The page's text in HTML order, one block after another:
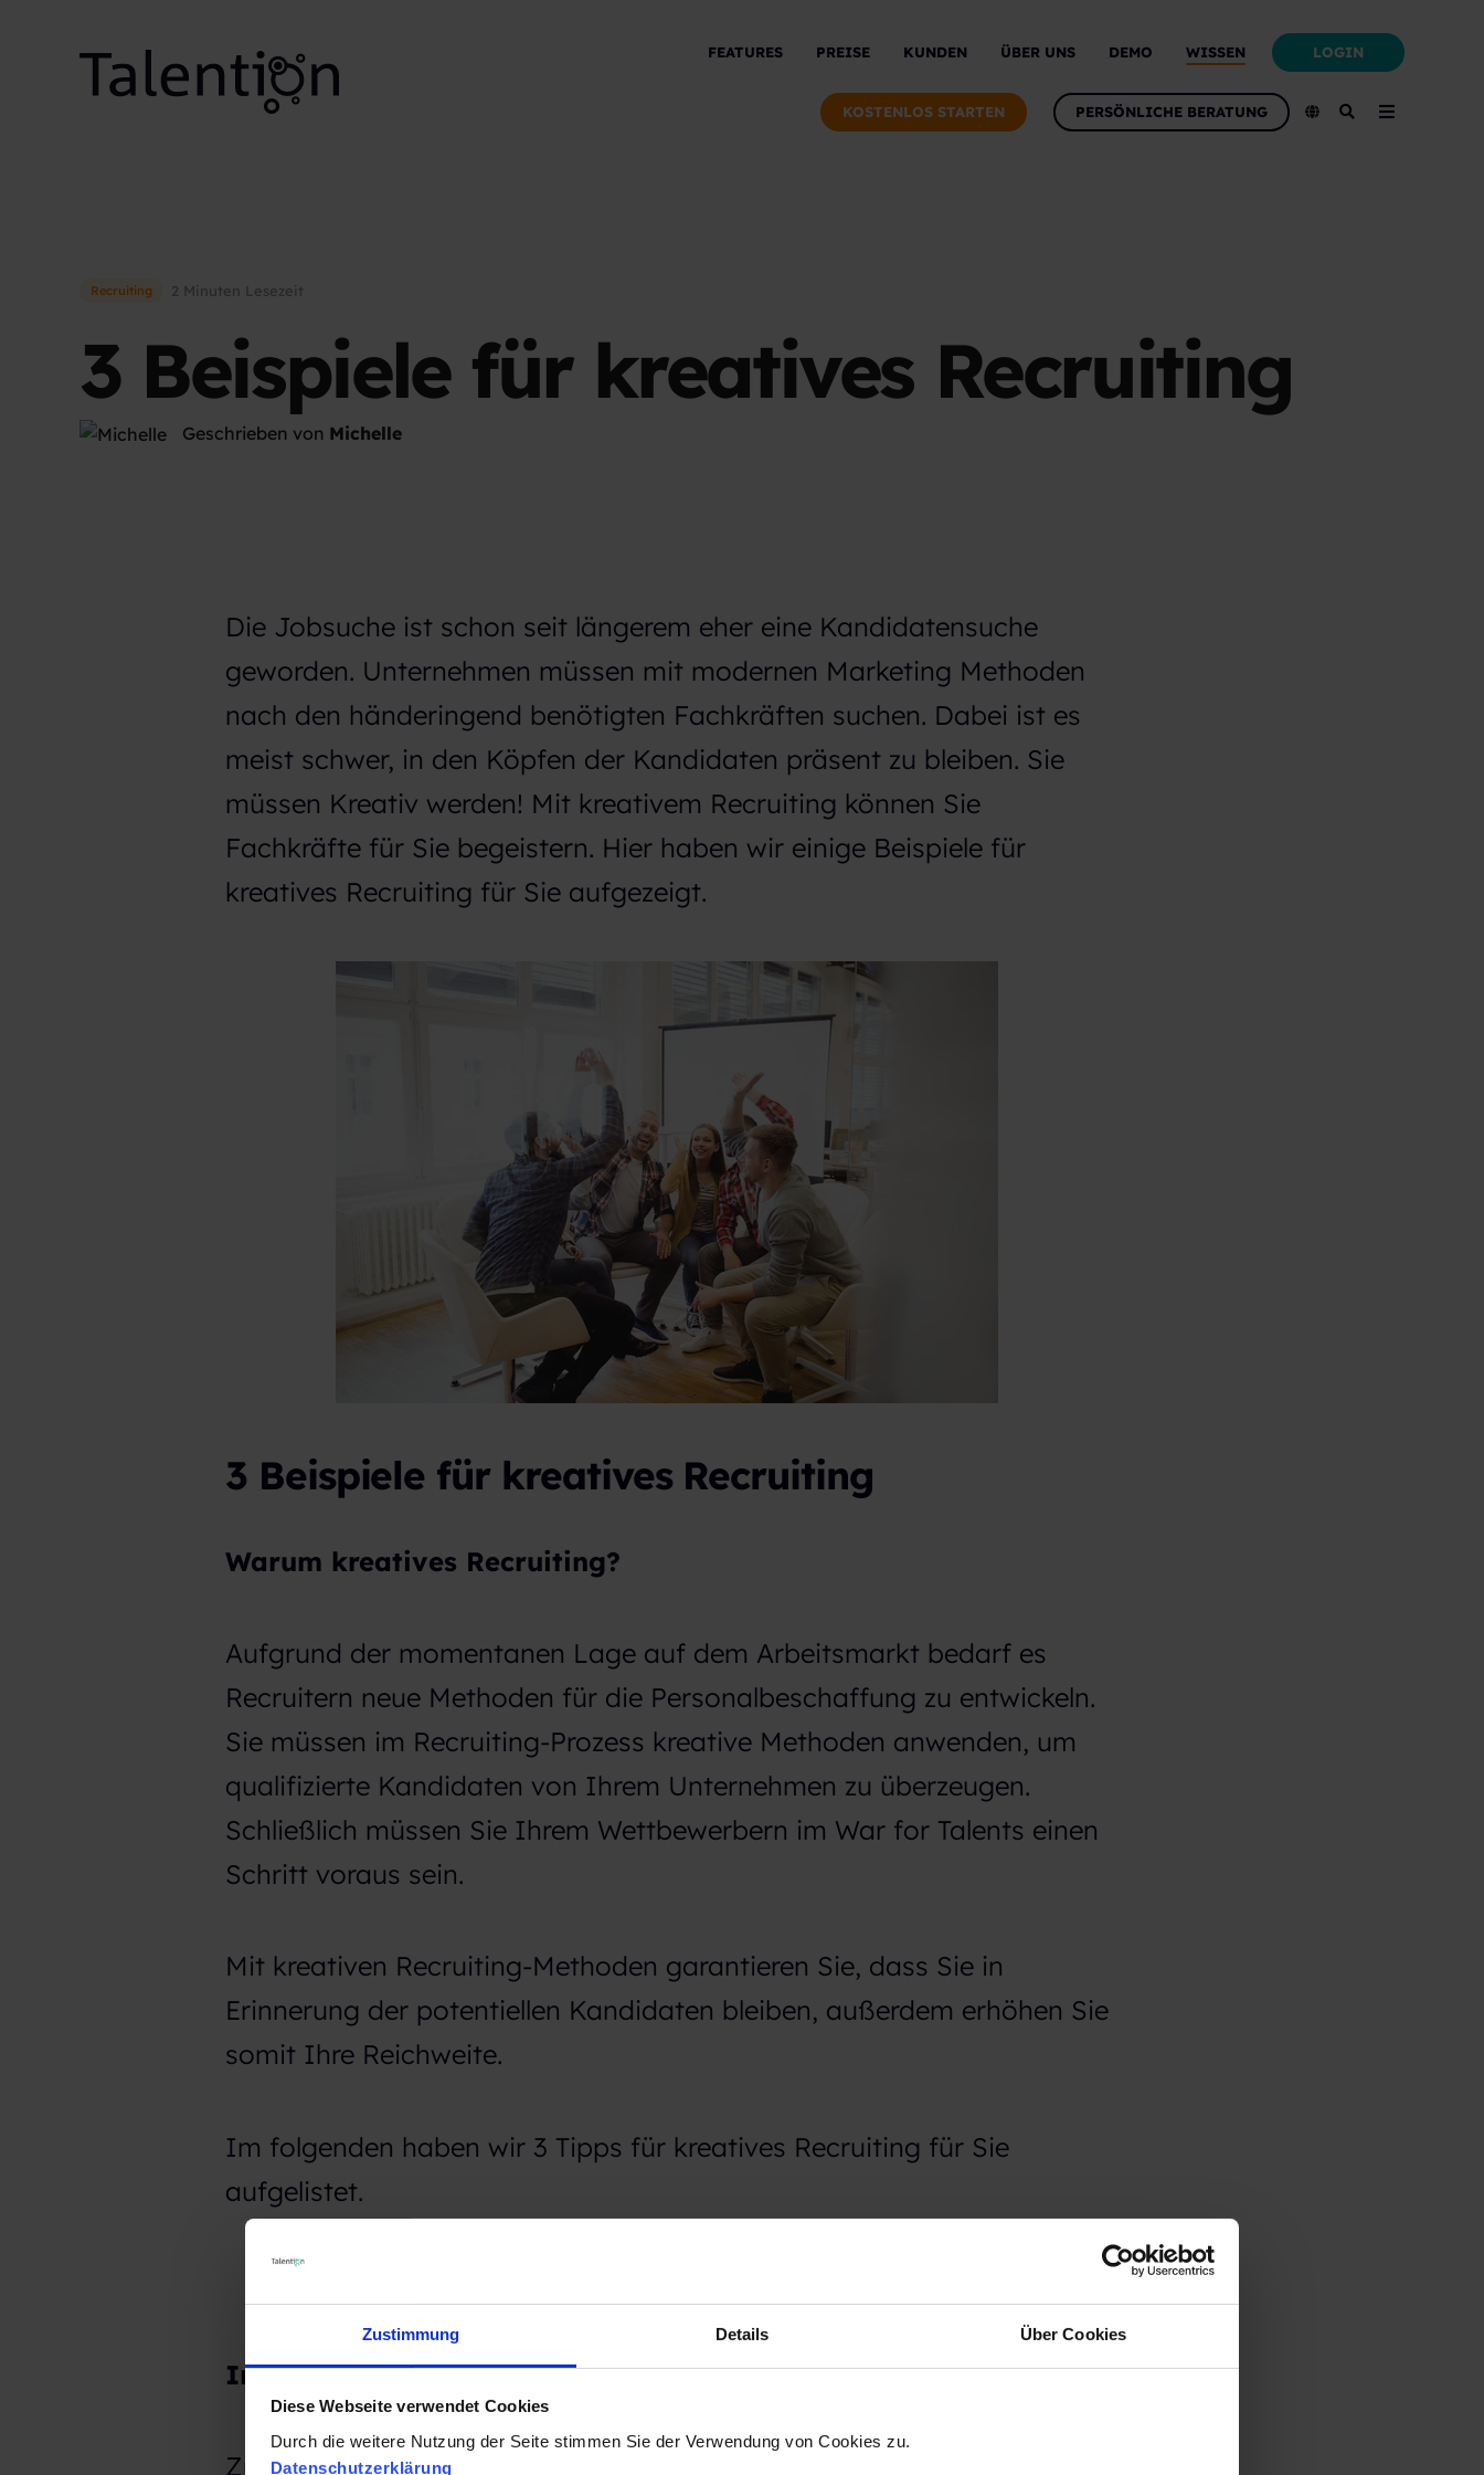
Zustimmung Details Über Cookies
Diese Webseite verwendet Cookies
Durch die weitere Nutzung der Seite stimmen Sie der Verwendung von Cookies zu.
Datenschutzerklärung
FEATURES PREISE KUNDEN ÜBER UNS DEMO WISSEN LOGIN
KOSTENLOS STARTEN PERSÖNLICHE BERATUNG
Recruiting 2 Minuten Lesezeit
3 Beispiele für kreatives Recruiting
Geschrieben von Michelle
Die Jobsuche ist schon seit längerem eher eine Kandidatensuche
geworden. Unternehmen müssen mit modernen Marketing Methoden
nach den händeringend benötigten Fachkräften suchen. Dabei ist es
meist schwer, in den Köpfen der Kandidaten präsent zu bleiben. Sie
müssen Kreativ werden! Mit kreativem Recruiting können Sie
Fachkräfte für Sie begeistern. Hier haben wir einige Beispiele für
kreatives Recruiting für Sie aufgezeigt.
3 Beispiele für kreatives Recruiting
Warum kreatives Recruiting?
Aufgrund der momentanen Lage auf dem Arbeitsmarkt bedarf es
Recruitern neue Methoden für die Personalbeschaffung zu entwickeln.
Sie müssen im Recruiting-Prozess kreative Methoden anwenden, um
qualifizierte Kandidaten von Ihrem Unternehmen zu überzeugen.
Schließlich müssen Sie Ihrem Wettbewerbern im War for Talents einen
Schritt voraus sein.
Mit kreativen Recruiting-Methoden garantieren Sie, dass Sie in
Erinnerung der potentiellen Kandidaten bleiben, außerdem erhöhen Sie
somit Ihre Reichweite.
Im folgenden haben wir 3 Tipps für kreatives Recruiting für Sie
aufgelistet.
Individualität / Employer Branding
Zunächst müssen Sie sich darüber im klaren sein, warum sich